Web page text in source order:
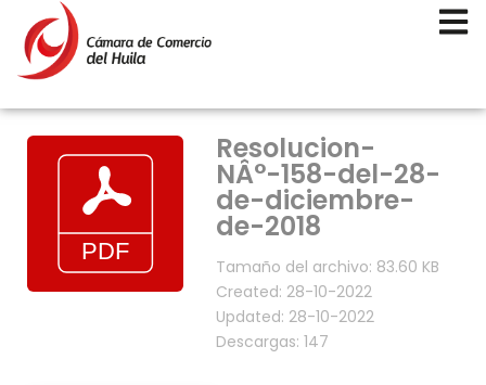
Resolucion-
NÂ°-158-del-28-
de-diciembre-
de-2018
Tamaño del archivo: 83.60 KB
Created: 28-10-2022
Updated: 28-10-2022
Descargas: 147